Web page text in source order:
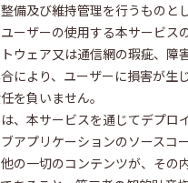
備及び維持管理を行うものとし
ーザーの使用する本サービス
ウェア又は通信網の瑕疵、障
により、ユーザーに損害が生
を負いません。
、本サービスを通じてデプロ
アプリケーションのソースコ
の一切のコンテンツが、その